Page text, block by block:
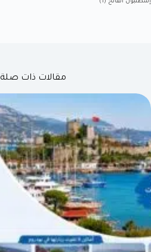
إسطنبول الفاتح (1)
مقالات ذات صلة